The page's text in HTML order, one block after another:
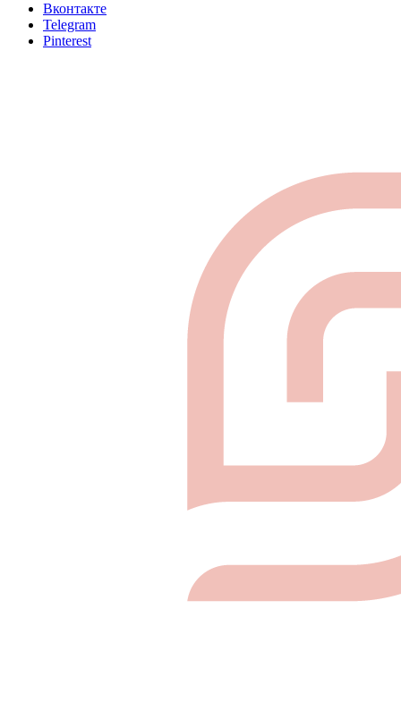
Вконтакте
Telegram
Pinterest